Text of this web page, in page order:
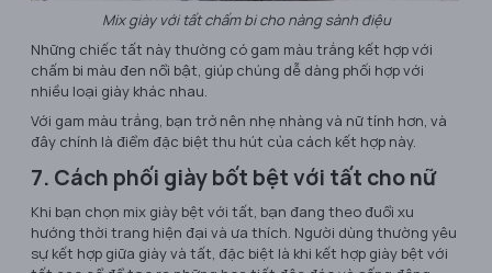
Mix giày với tất chấm bi cho nàng sành điệu
Những chiếc tất này thường có gam màu trắng kết hợp với
chấm bi màu đen nổi bật, giúp chúng dễ dàng phối hợp với
nhiều loại giày khác nhau.
Với gam màu trắng, bạn trở nên nhẹ nhàng và nữ tính hơn, và
đây chính là điểm đặc biệt thu hút của cách kết hợp này.
7. Cách phối giày bốt bệt với tất cho nữ
Khi bạn chọn mix giày bệt với tất, bạn đang theo đuổi xu
hướng thời trang hiện đại và ưa thích. Người dùng thường yêu
sự kết hợp giữa giày và tất, đặc biệt là khi kết hợp giày bệt với